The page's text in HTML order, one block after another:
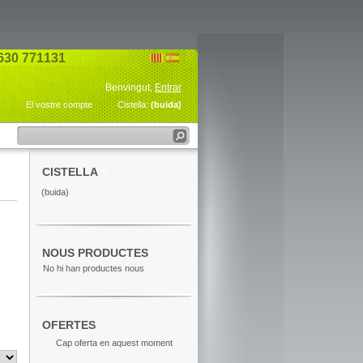
771131
Benvingut,Entrar
Cistella: (buida)
El vostre compte
CISTELLA
(buida)
NOUS PRODUCTES
No hi han productes nous
OFERTES
Cap oferta en aquest moment